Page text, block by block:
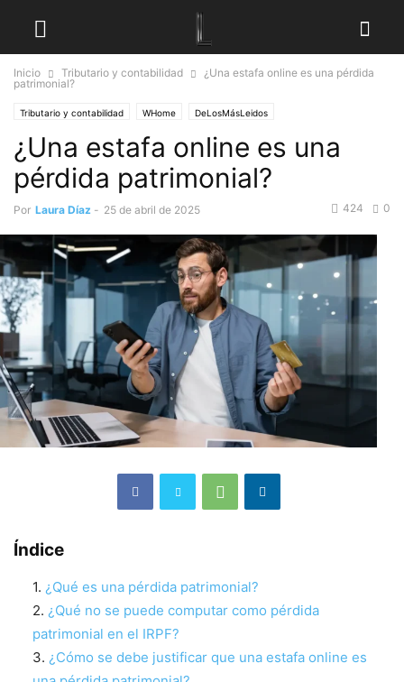
Inicio Tributario y contabilidad
¿Una estafa online es una pérdida
patrimonial?
Tributario y contabilidad WHome DeLosMásLeidos
¿Una estafa online es una
pérdida patrimonial?
Por Laura Díaz - 25 de abril de 2025 0
424
Índice
¿Qué es una pérdida patrimonial?
¿Qué no se puede computar como pérdida
patrimonial en el IRPF?
¿Cómo se debe justificar que una estafa online es